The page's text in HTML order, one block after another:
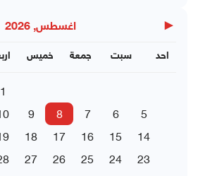
◀ اغسطس, 2026
خميس جمعة سبت احد
1
5
6
7
8
9
14
15
16
17
18
23
24
25
26
27